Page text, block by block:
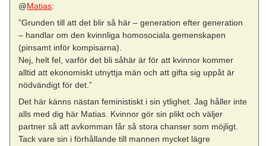
@Matias:
”Grunden till att det blir så här – generation efter generation
– handlar om den kvinnliga homosociala gemenskapen
(pinsamt inför kompisarna).
Nej, helt fel, varför det bli såhär är för att kvinnor kommer
alltid att ekonomiskt utnyttja män och att gifta sig uppåt är
nödvändigt för det.”
Det här känns nästan feministiskt i sin ytlighet. Jag håller inte
alls med dig här Matias. Kvinnor gör sin plikt och väljer
partner så att avkomman får så stora chanser som möjligt.
Tack vare sin i förhållande till mannen mycket lägre